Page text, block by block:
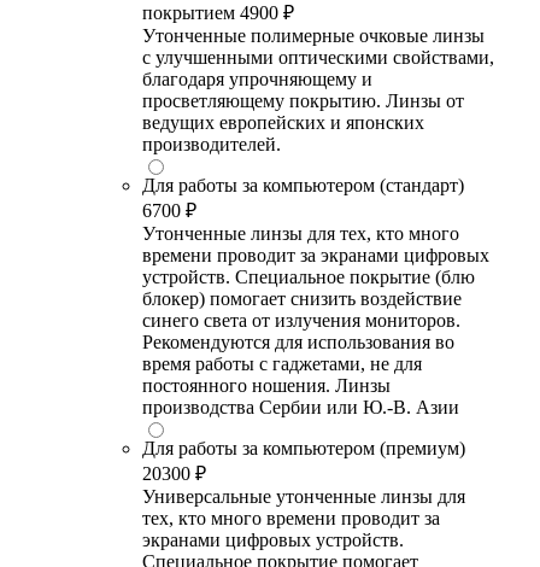
покрытием 4900 ₽
Утонченные полимерные очковые линзы
с улучшенными оптическими свойствами,
благодаря упрочняющему и
просветляющему покрытию. Линзы от
ведущих европейских и японских
производителей.
Для работы за компьютером (стандарт)
6700 ₽
Утонченные линзы для тех, кто много
времени проводит за экранами цифровых
устройств. Специальное покрытие (блю
блокер) помогает снизить воздействие
синего света от излучения мониторов.
Рекомендуются для использования во
время работы с гаджетами, не для
постоянного ношения. Линзы
производства Сербии или Ю.-В. Азии
Для работы за компьютером (премиум)
20300 ₽
Универсальные утонченные линзы для
тех, кто много времени проводит за
экранами цифровых устройств.
Специальное покрытие помогает